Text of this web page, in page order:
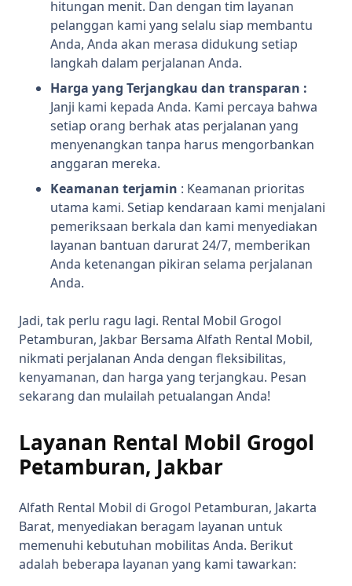
hitungan menit. Dan dengan tim layanan
pelanggan kami yang selalu siap membantu
Anda, Anda akan merasa didukung setiap
langkah dalam perjalanan Anda.
Harga yang Terjangkau dan transparan :
Janji kami kepada Anda. Kami percaya bahwa
setiap orang berhak atas perjalanan yang
menyenangkan tanpa harus mengorbankan
anggaran mereka.
Keamanan terjamin : Keamanan prioritas
utama kami. Setiap kendaraan kami menjalani
pemeriksaan berkala dan kami menyediakan
layanan bantuan darurat 24/7, memberikan
Anda ketenangan pikiran selama perjalanan
Anda.
Jadi, tak perlu ragu lagi. Rental Mobil Grogol
Petamburan, Jakbar Bersama Alfath Rental Mobil,
nikmati perjalanan Anda dengan fleksibilitas,
kenyamanan, dan harga yang terjangkau. Pesan
sekarang dan mulailah petualangan Anda!
Layanan Rental Mobil Grogol
Petamburan, Jakbar
Alfath Rental Mobil di Grogol Petamburan, Jakarta
Barat, menyediakan beragam layanan untuk
memenuhi kebutuhan mobilitas Anda. Berikut
adalah beberapa layanan yang kami tawarkan: